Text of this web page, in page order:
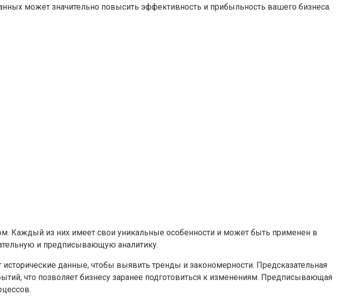
может значительно повысить эффективность и прибыльность вашего бизнеса.
Каждый из них имеет свои уникальные особенности и может быть применен в
и предписывающую аналитику.
данные, чтобы выявить тренды и закономерности. Предсказательная
что позволяет бизнесу заранее подготовиться к изменениям. Предписывающая